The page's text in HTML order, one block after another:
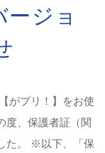
ージョ
がプリ！】をお使
度、保護者証（関
た。 ※以下、「保